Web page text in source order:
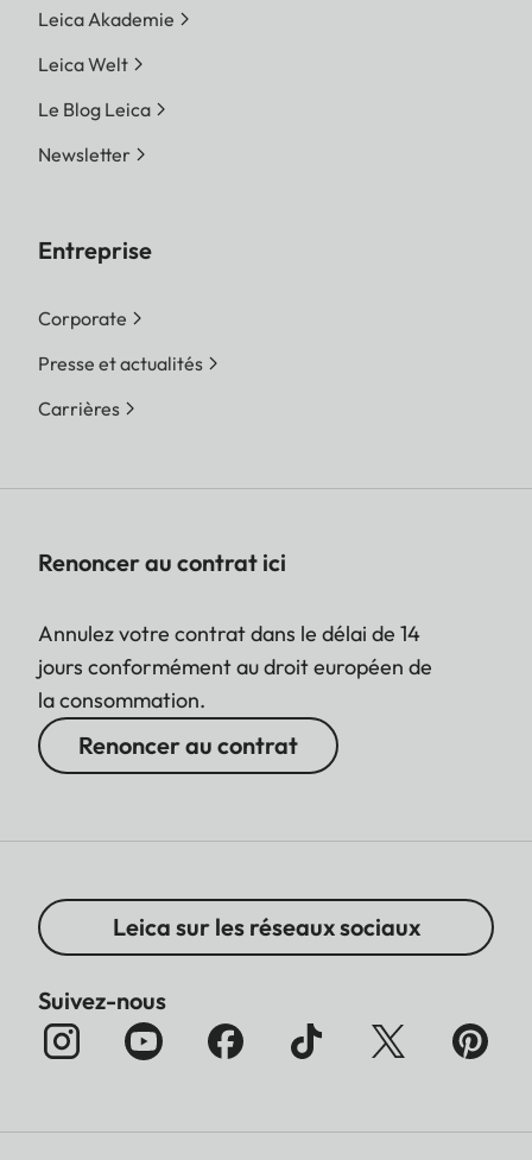
Leica Akademie
Leica Welt
Le Blog Leica
Newsletter
Entreprise
Corporate
Presse et actualités
Carrières
Renoncer au contrat ici
Annulez votre contrat dans le délai de 14
jours conformément au droit européen de
la consommation.
Renoncer au contrat
Leica sur les réseaux sociaux
Suivez-nous